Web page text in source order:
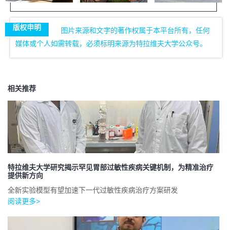
版权申明
图片来源和文字的著作权属于本平台所有，任何
媒体或个人如需转载，必须标明来源为特拉维夫大学公众号。
相关推荐
特拉维夫大学研究揭示罕见胃部过敏性疾病关键机制，为精准治疗
提供新方向
全新实验模型有望加速下一代过敏性疾病治疗方案研发
阅读更多>